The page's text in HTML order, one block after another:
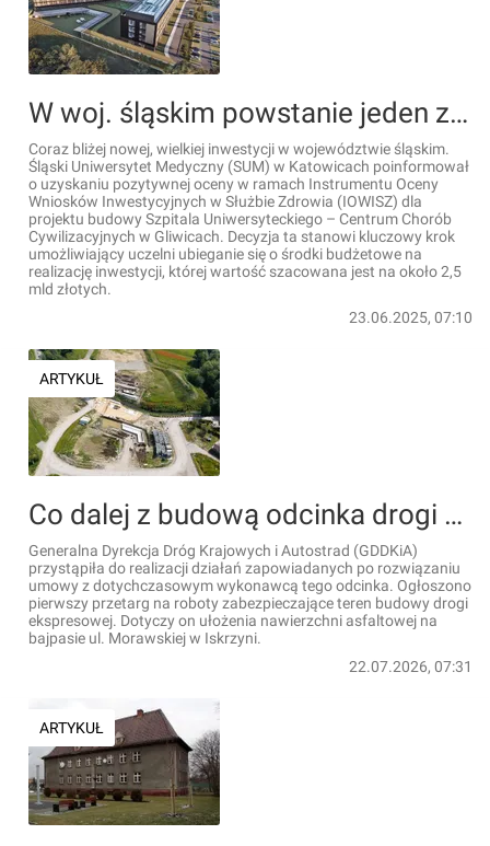
W woj. śląskim powstanie jeden z największych i najnowocześniejszych szpitali w Europie
Coraz bliżej nowej, wielkiej inwestycji w województwie śląskim.
Śląski Uniwersytet Medyczny (SUM) w Katowicach poinformował
o uzyskaniu pozytywnej oceny w ramach Instrumentu Oceny
Wniosków Inwestycyjnych w Służbie Zdrowia (IOWISZ) dla
projektu budowy Szpitala Uniwersyteckiego – Centrum Chorób
Cywilizacyjnych w Gliwicach. Decyzja ta stanowi kluczowy krok
umożliwiający uczelni ubieganie się o środki budżetowe na
realizację inwestycji, której wartość szacowana jest na około 2,5
mld złotych.
23.06.2025, 07:10
ARTYKUŁ
Co dalej z budową odcinka drogi ekspresowej Via Carpatia S19 Domaradz - Krosno?
Generalna Dyrekcja Dróg Krajowych i Autostrad (GDDKiA)
przystąpiła do realizacji działań zapowiadanych po rozwiązaniu
umowy z dotychczasowym wykonawcą tego odcinka. Ogłoszono
pierwszy przetarg na roboty zabezpieczające teren budowy drogi
ekspresowej. Dotyczy on ułożenia nawierzchni asfaltowej na
bajpasie ul. Morawskiej w Iskrzyni.
22.07.2026, 07:31
ARTYKUŁ